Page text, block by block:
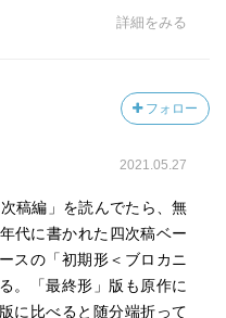
詳細をみる
フォロー
2021.05.27
稿編」を読んでたら、無
代に書かれた四次稿ベー
スの「初期形＜ブロカニ
。「最終形」版も原作に
に比べると随分端折って